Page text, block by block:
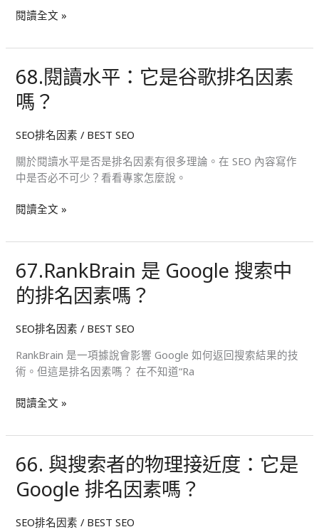
名
因
閱讀全文 »
68.閱讀水平：它是谷歌排名因素
嗎？
SEO排名因素 / BEST SEO
關於閱讀水平是否是排名因素有很多理論。在 SEO 內容寫作
中是否必不可少？看看專家怎麼說。
68.
閱
讀
平：
是
谷
歌
排
素
嗎？
閱讀全文 »
67.RankBrain 是 Google 搜索中
的排名因素嗎？
SEO排名因素 / BEST SEO
RankBrain 是一項據說會影響 Google 如何返回搜索結果的技
術。但這是排名因素嗎？ 在不知道“Ra
67.RankBrain
是
Google
索
的
排
名
因
閱讀全文 »
66. 與搜索者的物理接近度：它是
Google 排名因素嗎？
SEO排名因素 / BEST SEO
66.
與
搜
者